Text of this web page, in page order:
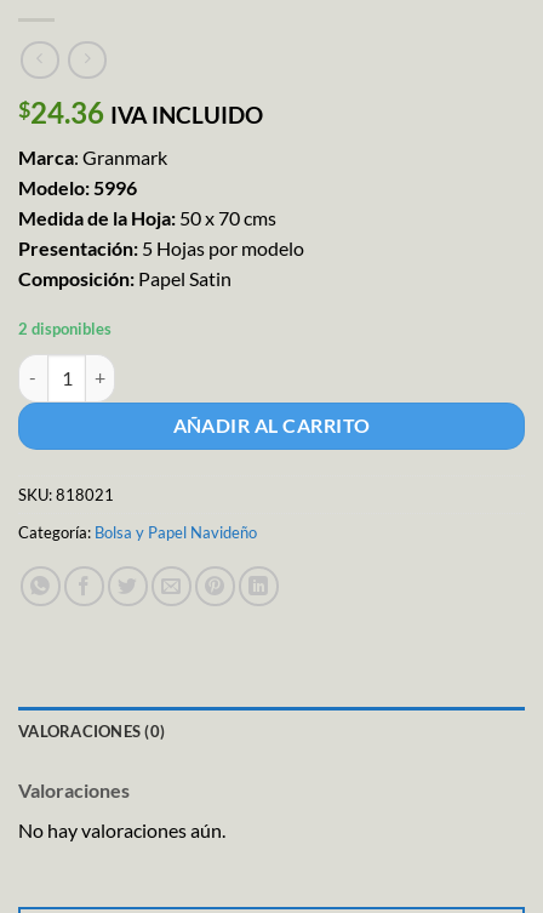
$24.36 IVA INCLUIDO
Marca: Granmark
Modelo: 5996
Medida de la Hoja: 50 x 70 cms
Presentación: 5 Hojas por modelo
Composición: Papel Satin
2 disponibles
Granmark Nav Papel Couche 5pzs cantidad
AÑADIR AL CARRITO
SKU:818021
Categoría: Bolsa y Papel Navideño
VALORACIONES (0)
Valoraciones
No hay valoraciones aún.